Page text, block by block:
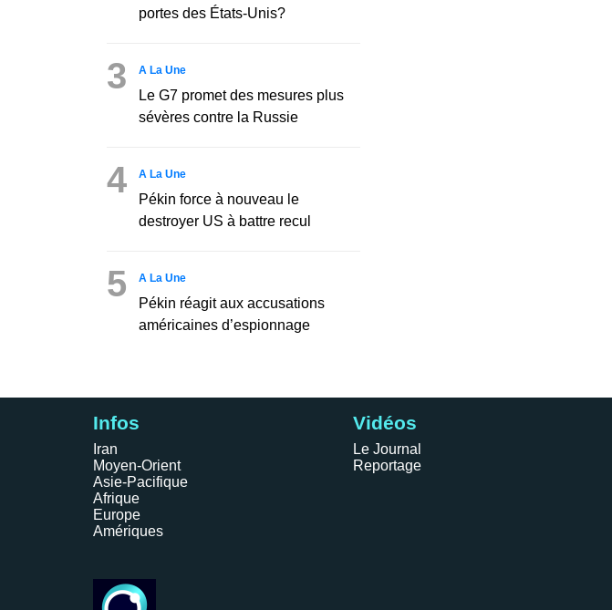
portes des États-Unis?
3 A La Une
Le G7 promet des mesures plus
sévères contre la Russie
4 A La Une
Pékin force à nouveau le
destroyer US à battre recul
5 A La Une
Pékin réagit aux accusations
américaines d’espionnage
Infos
Iran
Moyen-Orient
Asie-Pacifique
Afrique
Europe
Amériques
Vidéos
Le Journal
Reportage